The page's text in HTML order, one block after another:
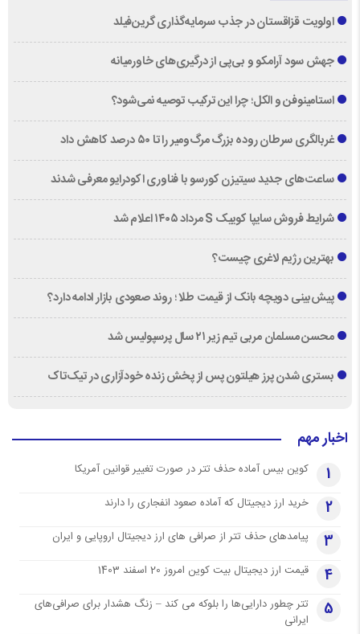
اولویت قزاقستان در جذب سرمایه‌گذاری گرین‌فیلد
جهش سود آرامکو و بی‌پی از درگیری‌های خاورمیانه
استامینوفن و الکل؛ چرا این ترکیب توصیه نمی‌شود؟
غربالگری سرطان روده بزرگ مرگ‌ومیر را تا ۵۰ درصد کاهش داد
ساعت‌های جدید سیتیزن کورسو با فناوری اکودرایو معرفی شدند
شرایط فروش سایپا کوییک S مرداد ۱۴۰۵ اعلام شد
بهترین رژیم لاغری چیست؟
پیش‌بینی دویچه‌ بانک از قیمت طلا ؛ روند صعودی بازار ادامه دارد؟
محسن مسلمان مربی تیم زیر ۲۱ سال پرسپولیس شد
بستری شدن پرز هیلتون پس از پخش زنده خودآزاری در تیک‌تاک
اخبار مهم
1 کوین بیس آماده حذف تتر در صورت تغییر قوانین آمریکا
2 خرید ارز دیجیتال که آماده صعود انفجاری را دارند
3 پیامدهای حذف تتر از صرافی های ارز دیجیتال اروپایی و ایران
4 قیمت ارز دیجیتال بیت کوین امروز 20 اسفند 1403
5
تتر چطور دارایی‌ها را بلوکه می کند – زنگ هشدار برای صرافی‌های
ایرانی